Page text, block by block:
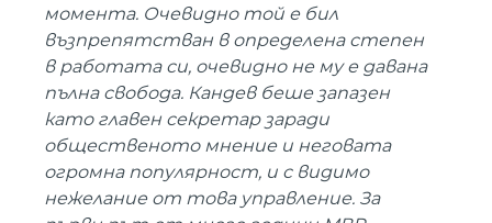
момента. Очевидно той е бил
възпрепятстван в определена степен
в работата си, очевидно не му е давана
пълна свобода. Кандев беше запазен
като главен секретар заради
общественото мнение и неговата
огромна популярност, и с видимо
нежелание от това управление. За